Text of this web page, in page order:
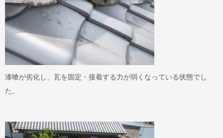
漆喰が劣化し、瓦を固定・接着する力が弱くなっている状態でし
た。